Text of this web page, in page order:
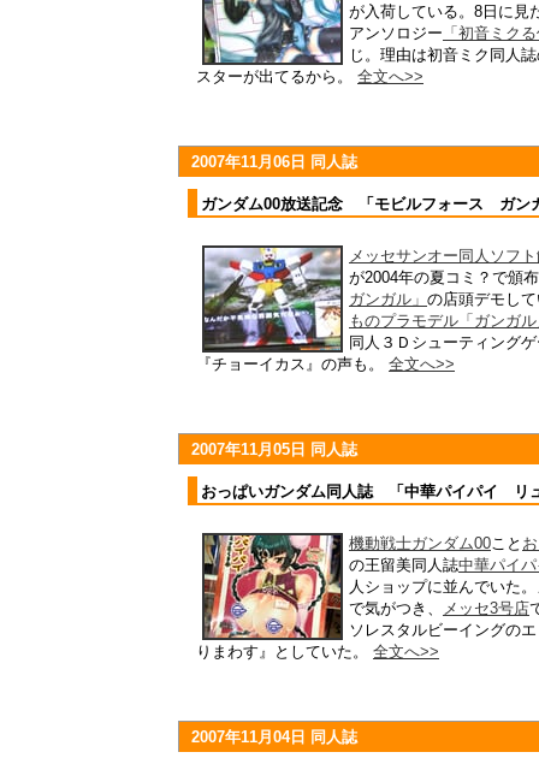
が入荷している。8日に見
アンソロジー 「初音ミク
じ。理由は初音ミク同人
スターが出てるから。 全文へ>>
2007年11月06日 同人誌
ガンダム00放送記念 「モビルフォース ガン
メッセサンオー同人ソフ
が2004年の夏コミ？で頒
ガンガル」 の店頭デモし
ものプラモデル「ガンガ
同人３Ｄシューティング
『チョーイカス』の声も。 全文へ>>
2007年11月05日 同人誌
おっぱいガンダム同人誌 「中華パイパイ リ
機動戦士ガンダム00こと
の王留美同人誌中華パイ
人ショップに並んでいた
で気がつき、
メッセ3号店
ソレスタルビーイングの
りまわす』としていた。 全文へ>>
2007年11月04日 同人誌